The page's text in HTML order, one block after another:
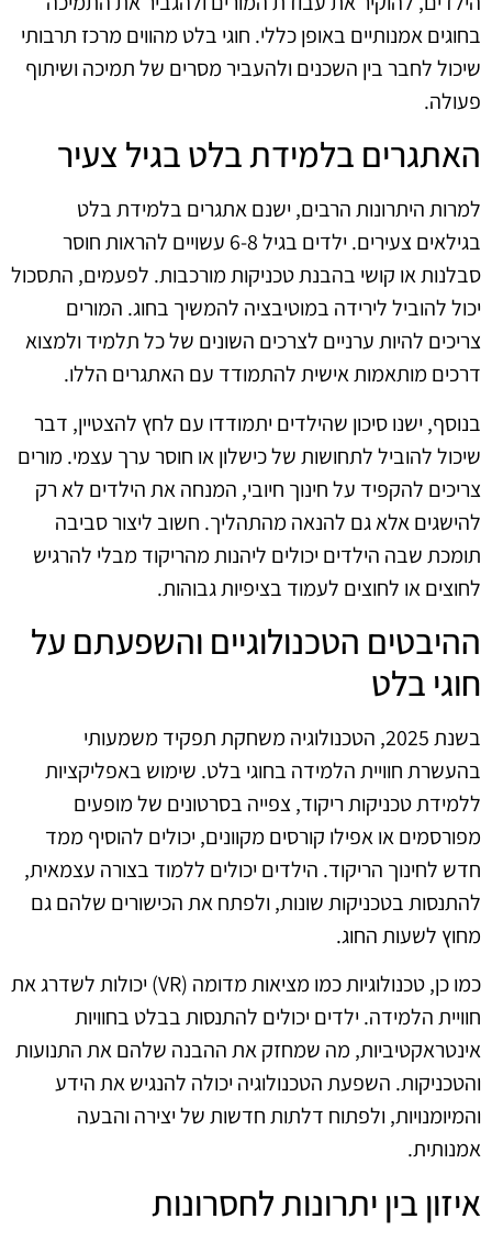
בחוגים אמנותיים באופן כללי. חוגי בלט מהווים מרכז תרבותי
שיכול לחבר בין השכנים ולהעביר מסרים של תמיכה ושיתוף
פעולה.
האתגרים בלמידת בלט בגיל צעיר
למרות היתרונות הרבים, ישנם אתגרים בלמידת בלט
בגילאים צעירים. ילדים בגיל 6-8 עשויים להראות חוסר
סבלנות או קושי בהבנת טכניקות מורכבות. לפעמים, התסכול
יכול להוביל לירידה במוטיבציה להמשיך בחוג. המורים
צריכים להיות ערניים לצרכים השונים של כל תלמיד ולמצוא
דרכים מותאמות אישית להתמודד עם האתגרים הללו.
בנוסף, ישנו סיכון שהילדים יתמודדו עם לחץ להצטיין, דבר
שיכול להוביל לתחושות של כישלון או חוסר ערך עצמי. מורים
צריכים להקפיד על חינוך חיובי, המנחה את הילדים לא רק
להישגים אלא גם להנאה מהתהליך. חשוב ליצור סביבה
תומכת שבה הילדים יכולים ליהנות מהריקוד מבלי להרגיש
לחוצים או לחוצים לעמוד בציפיות גבוהות.
ההיבטים הטכנולוגיים והשפעתם על
חוגי בלט
בשנת 2025, הטכנולוגיה משחקת תפקיד משמעותי
בהעשרת חוויית הלמידה בחוגי בלט. שימוש באפליקציות
ללמידת טכניקות ריקוד, צפייה בסרטונים של מופעים
מפורסמים או אפילו קורסים מקוונים, יכולים להוסיף ממד
חדש לחינוך הריקוד. הילדים יכולים ללמוד בצורה עצמאית,
להתנסות בטכניקות שונות, ולפתח את הכישורים שלהם גם
מחוץ לשעות החוג.
כמו כן, טכנולוגיות כמו מציאות מדומה (VR) יכולות לשדרג את
חוויית הלמידה. ילדים יכולים להתנסות בבלט בחוויות
אינטראקטיביות, מה שמחזק את ההבנה שלהם את התנועות
והטכניקות. השפעת הטכנולוגיה יכולה להנגיש את הידע
והמיומנויות, ולפתוח דלתות חדשות של יצירה והבעה
אמנותית.
איזון בין יתרונות לחסרונות